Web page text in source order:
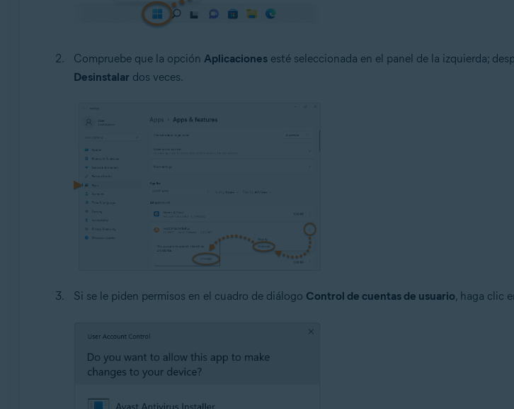
Compruebe que la opción Aplicacionesesté seleccionada en el panel de la izquierda;
Desinstalar dos veces.
Si se le piden permisos en el cuadro de diálogo Control de cuentas de usuario, haga clic